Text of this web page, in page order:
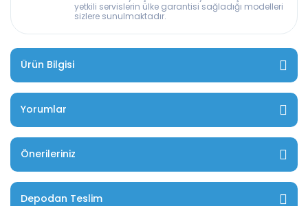
yetkili servislerin ülke garantisi sağladığı modelleri
sizlere sunulmaktadır.
Ürün Bilgisi
Yorumlar
Önerileriniz
Depodan Teslim